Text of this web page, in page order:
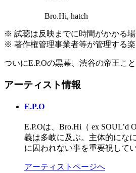
Bro.Hi, hatch
※ 試聴は反映までに時間がかかる場
※ 著作権管理事業者等が管理する楽
ついにE.P.Oの黒幕、渋谷の帝王こ
アーティスト情報
E.P.O
E.P.Oは、Bro.Hi（ ex
義は多岐に及ぶ。主体的にな
に囚われない事を重要視して
アーティストページへ